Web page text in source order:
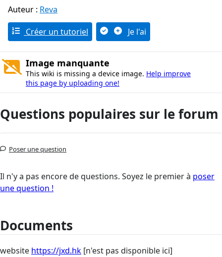
Auteur : Reva
Créer un tutoriel Je l'ai
Image manquante
This wiki is missing a device image. Help improve
this page by uploading one!
Questions populaires sur le forum
Poser une question
Il n'y a pas encore de questions. Soyez le premier à poser
une question !
Documents
website https://jxd.hk [n'est pas disponible ici]